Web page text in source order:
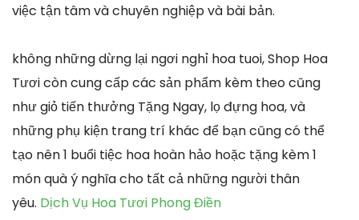
việc tận tâm và chuyên nghiệp và bài bản.
không những dừng lại ngơi nghỉ hoa tuoi, Shop Hoa
Tươi còn cung cấp các sản phẩm kèm theo cũng
như giỏ tiến thưởng Tặng Ngay, lọ đựng hoa, và
những phụ kiện trang trí khác để bạn cũng có thể
tạo nên 1 buổi tiệc hoa hoàn hảo hoặc tặng kèm 1
món quà ý nghĩa cho tất cả những người thân
yêu. Dịch Vụ Hoa Tươi Phong Điền